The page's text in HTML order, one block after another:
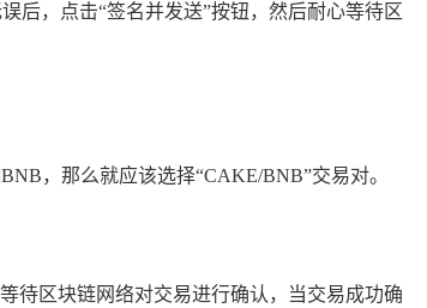
后，点击“签名并发送”按钮，然后耐心等待区
，那么就应该选择“CAKE/BNB”交易对。
待区块链网络对交易进行确认，当交易成功确